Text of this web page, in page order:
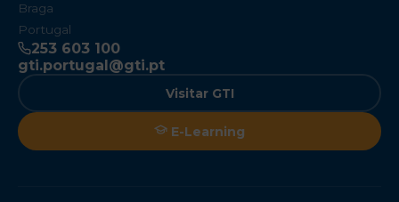
Braga
Portugal
253 603 100
gti.portugal@gti.pt
Visitar GTI
E-Learning